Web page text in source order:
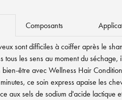
Composants
sont difficiles à coiffer après le
tous les sens au moment du séchage,
bien-être avec Wellness Hair
ce soin express apaise les
aux sels de sodium d'acide lactique